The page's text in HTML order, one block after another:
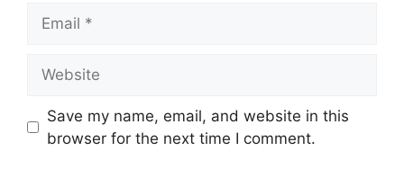
Save my name, email, and website in this
browser for the next time I comment.